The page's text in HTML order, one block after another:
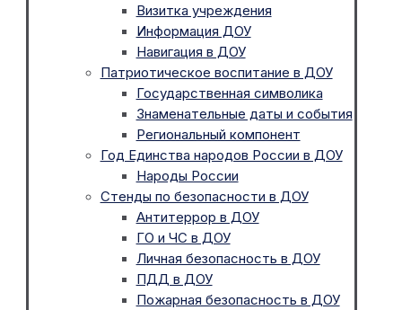
Визитка учреждения
Информация ДОУ
Навигация в ДОУ
Патриотическое воспитание в ДОУ
Государственная символика
Знаменательные даты и события
Региональный компонент
Год Единства народов России в ДОУ
Народы России
Стенды по безопасности в ДОУ
Антитеррор в ДОУ
ГО и ЧС в ДОУ
Личная безопасность в ДОУ
ПДД в ДОУ
Пожарная безопасность в ДОУ